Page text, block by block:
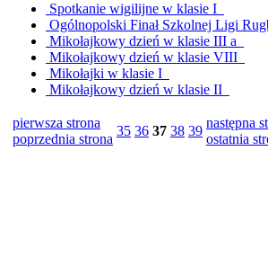
Spotkanie wigilijne w klasie I
Ogólnopolski Finał Szkolnej Ligi
Mikołajkowy dzień w klasie III a
Mikołajkowy dzień w klasie VIII
Mikołajki w klasie I
Mikołajkowy dzień w klasie II
pierwsza strona
poprzednia strona
35 36 37 38 39
następna
ostatnia